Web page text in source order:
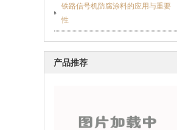
铁路信号机防腐涂料的应用与重要
性
产品推荐